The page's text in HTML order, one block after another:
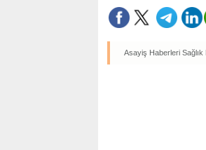
Asayiş Haberleri